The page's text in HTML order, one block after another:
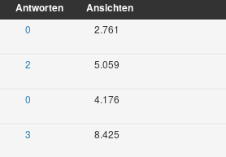
Antworten Ansichten
0 2.761
2 5.059
0 4.176
3 8.425